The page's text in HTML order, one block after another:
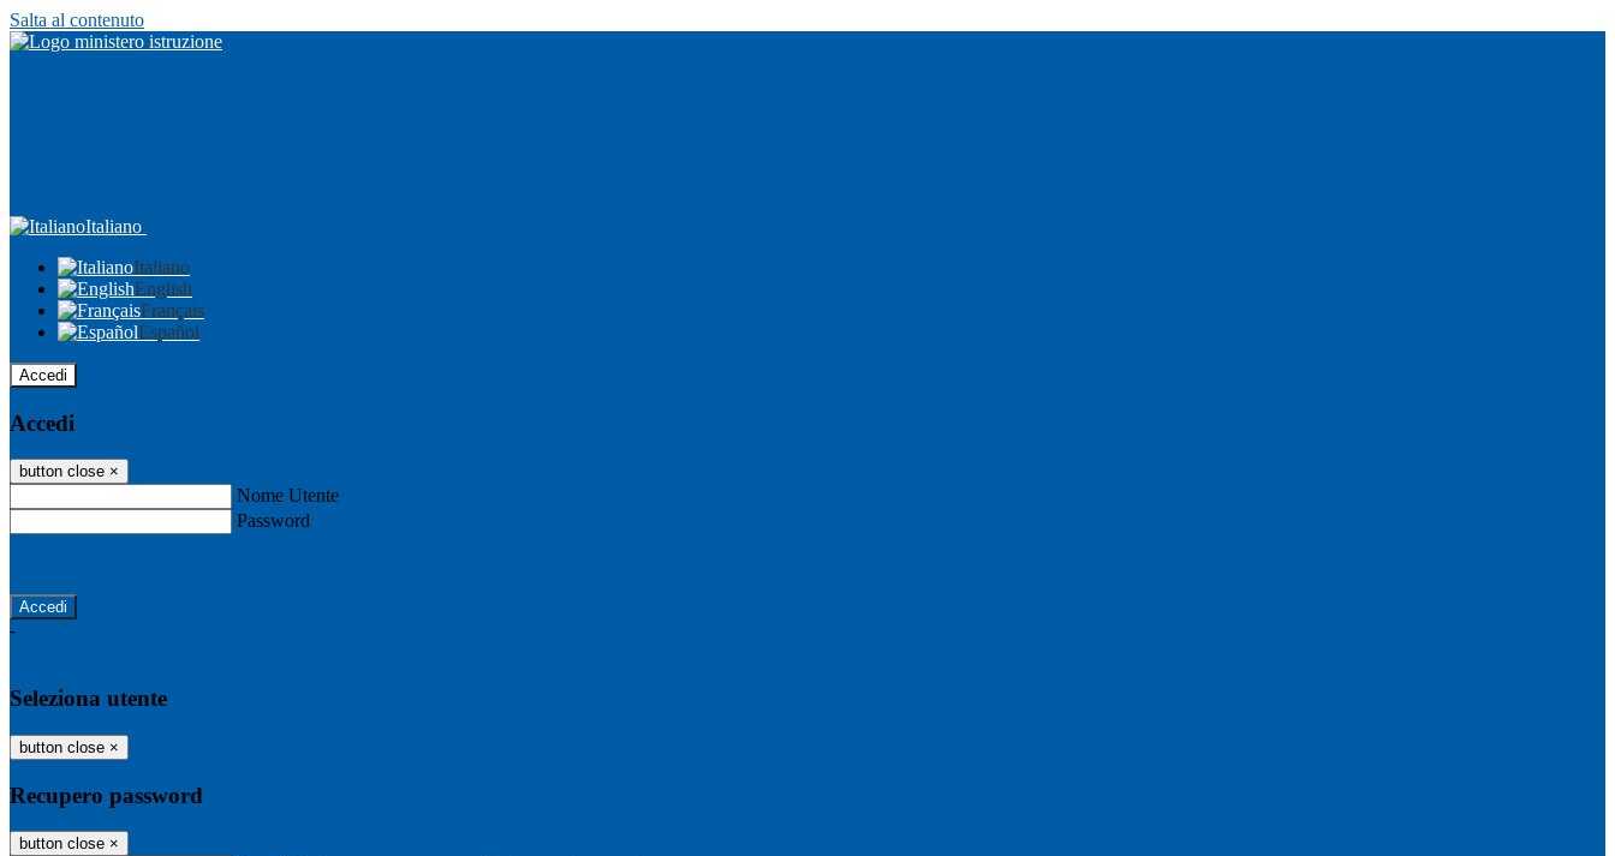
Salta al contenuto
Italiano
Italiano
English
Français
Español
Accedi
Accedi
button close ×
Nome Utente
Password
-
Seleziona utente
button close ×
Recupero password
button close ×